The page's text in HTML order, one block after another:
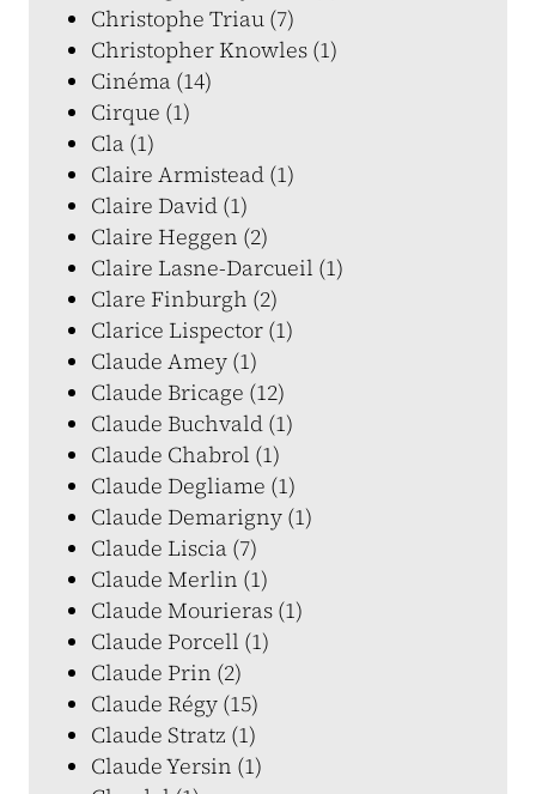
Christophe Triau (7)
Christopher Knowles (1)
Cinéma (14)
Cirque (1)
Cla (1)
Claire Armistead (1)
Claire David (1)
Claire Heggen (2)
Claire Lasne-Darcueil (1)
Clare Finburgh (2)
Clarice Lispector (1)
Claude Amey (1)
Claude Bricage (12)
Claude Buchvald (1)
Claude Chabrol (1)
Claude Degliame (1)
Claude Demarigny (1)
Claude Liscia (7)
Claude Merlin (1)
Claude Mourieras (1)
Claude Porcell (1)
Claude Prin (2)
Claude Régy (15)
Claude Stratz (1)
Claude Yersin (1)